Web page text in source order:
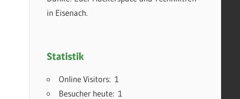
in Eisenach.
Statistik
Online Visitors: 1
Besucher heute: 1